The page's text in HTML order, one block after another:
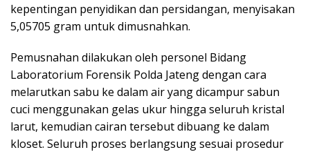
kepentingan penyidikan dan persidangan, menyisakan
5,05705 gram untuk dimusnahkan.
Pemusnahan dilakukan oleh personel Bidang
Laboratorium Forensik Polda Jateng dengan cara
melarutkan sabu ke dalam air yang dicampur sabun
cuci menggunakan gelas ukur hingga seluruh kristal
larut, kemudian cairan tersebut dibuang ke dalam
kloset. Seluruh proses berlangsung sesuai prosedur